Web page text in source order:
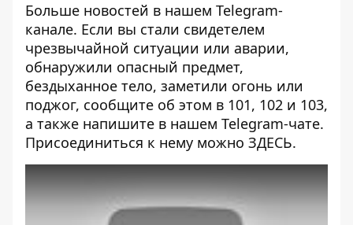
Больше новостей в нашем Telegram-
канале. Если вы стали свидетелем
чрезвычайной ситуации или аварии,
обнаружили опасный предмет,
бездыханное тело, заметили огонь или
поджог, сообщите об этом в 101, 102 и 103,
а также напишите в нашем Telegram-чате.
Присоединиться к нему можно ЗДЕСЬ.